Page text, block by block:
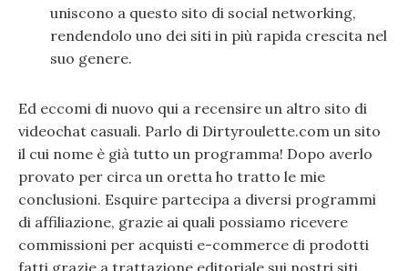
uniscono a questo sito di social networking,
rendendolo uno dei siti in più rapida crescita nel
suo genere.
Ed eccomi di nuovo qui a recensire un altro sito di
videochat casuali. Parlo di Dirtyroulette.com un sito
il cui nome è già tutto un programma! Dopo averlo
provato per circa un oretta ho tratto le mie
conclusioni. Esquire partecipa a diversi programmi
di affiliazione, grazie ai quali possiamo ricevere
commissioni per acquisti e-commerce di prodotti
fatti grazie a trattazione editoriale sui nostri siti